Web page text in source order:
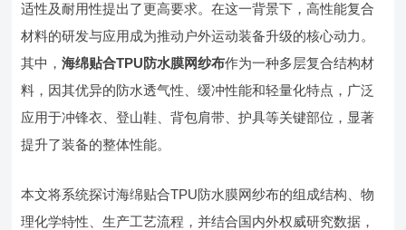
适性及耐用性提出了更高要求。在这一背景下，高性能复合
材料的研发与应用成为推动户外运动装备升级的核心动力。
其中，海绵贴合TPU防水膜网纱布作为一种多层复合结构材
料，因其优异的防水透气性、缓冲性能和轻量化特点，广泛
应用于冲锋衣、登山鞋、背包肩带、护具等关键部位，显著
提升了装备的整体性能。
本文将系统探讨海绵贴合TPU防水膜网纱布的组成结构、物
理化学特性、生产工艺流程，并结合国内外权威研究数据，